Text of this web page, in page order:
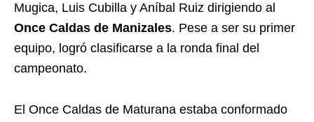
Mugica, Luis Cubilla y Aníbal Ruiz dirigiendo al
Once Caldas de Manizales. Pese a ser su primer
equipo, logró clasificarse a la ronda final del
campeonato.
El Once Caldas de Maturana estaba conformado